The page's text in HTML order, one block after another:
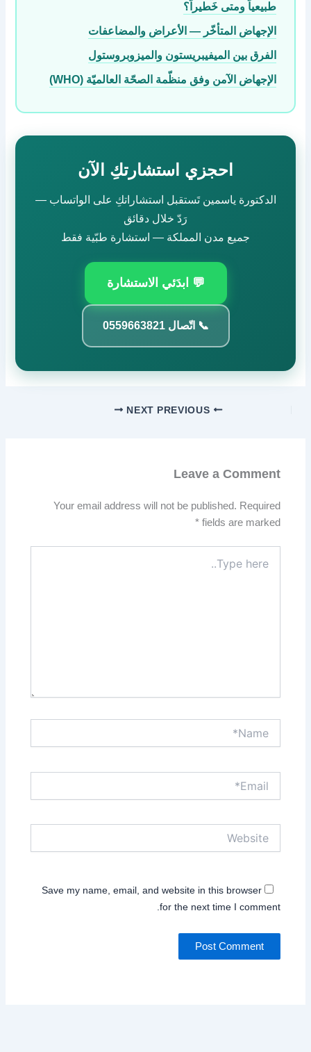
طبيعياً ومتى خَطيراً؟
الإجهاض المتأخّر — الأعراض والمضاعفات
الفرق بين الميفيبريستون والميزوبروستول
الإجهاض الآمن وفق منظّمة الصحّة العالميّة (WHO)
احجزي استشارتكِ الآن
الدكتورة ياسمين تَستقبل استشاراتكِ على الواتساب —
رَدّ خلال دقائق
جميع مدن المملكة — استشارة طبّية فقط
💬 ابدَئي الاستشارة
📞 اتّصال 0559663821
NEXT
Leave a Comment
Your email address will not be published. Required
fields are marked
*
here..
Save my name, email, and website in this browser
for the next time I comment.